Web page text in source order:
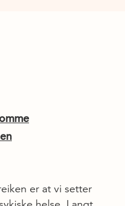
er at vi setter